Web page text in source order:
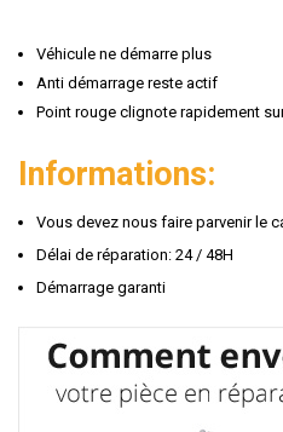
Véhicule ne démarre plus
Anti démarrage reste actif
Point rouge clignote rapidement
Informations:
Vous devez nous faire parvenir le
Délai de réparation: 24 / 48H
Démarrage garanti